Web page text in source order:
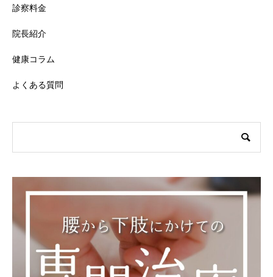
診察料金
院長紹介
健康コラム
よくある質問